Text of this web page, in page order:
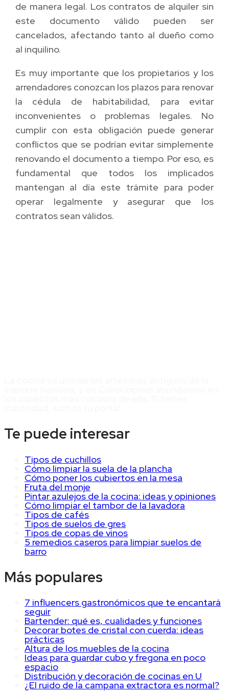
de manera legal. Los contratos de alquiler sin
este documento válido pueden ser
cancelados, afectando tanto al dueño como
al inquilino.
Es muy importante que los propietarios y los
arrendadores conozcan los plazos para renovar
la cédula de habitabilidad, para evitar
inconvenientes o problemas legales. No
cumplir con esta obligación puede generar
conflictos que se podrían evitar simplemente
renovando el documento a tiempo. Por eso, es
fundamental que todos los implicados
mantengan al día este trámite para poder
operar legalmente y asegurar que los
contratos sean válidos.
Te puede interesar
Tipos de cuchillos
Cómo limpiar la suela de la plancha
Cómo poner los cubiertos en la mesa
Fruta del monje
Pintar azulejos de la cocina: ideas y opiniones
Cómo limpiar el tambor de la lavadora
Tipos de cafés
Tipos de suelos de gres
Tipos de copas de vinos
5 remedios caseros para limpiar suelos de
barro
Más populares
7 influencers gastronómicos que te encantará
seguir
Bartender: qué es, cualidades y funciones
Decorar botes de cristal con cuerda: ideas
prácticas
Altura de los muebles de la cocina
Ideas para guardar cubo y fregona en poco
espacio
Distribución y decoración de cocinas en U
¿El ruido de la campana extractora es normal?